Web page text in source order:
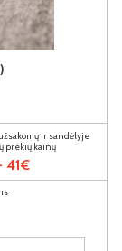
ir sandėlyje
prekių kainų
41€